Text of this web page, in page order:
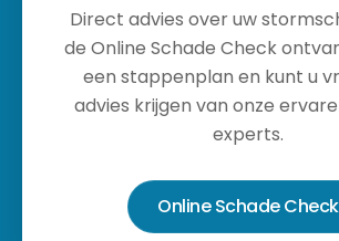
Direct advies over uw
de Online Schade Check
een stappenplan en kunt u
advies krijgen van onze
experts.
Online Schade Check